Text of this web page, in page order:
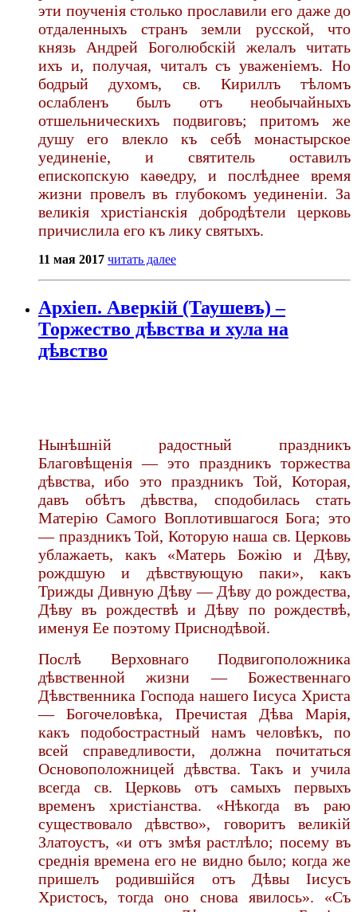
эти поученія столько прославили его даже до
отдаленныхъ странъ земли русской, что
князь Андрей Боголюбскій желалъ читать
ихъ и, получая, читалъ съ уваженіемъ. Но
бодрый духомъ, св. Кириллъ тѣломъ
ослабленъ былъ отъ необычайныхъ
отшельническихъ подвиговъ; притомъ же
душу его влекло къ себѣ монастырское
уединеніе, и святитель оставилъ
епископскую каѳедру, и послѣднее время
жизни провелъ въ глубокомъ уединеніи. За
великія христіанскія добродѣтели церковь
причислила его къ лику святыхъ.
11 мая 2017 читать далее
Архіеп. Аверкій (Таушевъ) –
Торжество дѣвства и хула на
дѣвство
Нынѣшній радостный праздникъ
Благовѣщенія — это праздникъ торжества
дѣвства, ибо это праздникъ Той, Которая,
давъ обѣтъ дѣвства, сподобилась стать
Матерію Самого Воплотившагося Бога; это
— праздникъ Той, Которую наша св. Церковь
ублажаеть, какъ «Матерь Божію и Дѣву,
рождшую и дѣвствующую паки», какъ
Трижды Дивную Дѣву — Дѣву до рождества,
Дѣву въ рождествѣ и Дѣву по рождествѣ,
именуя Ее поэтому Приснодѣвой.
Послѣ Верховнаго Подвигоположника
дѣвственной жизни — Божественнаго
Дѣвственника Господа нашего Іисуса Христа
— Богочеловѣка, Пречистая Дѣва Марія,
какъ подобострастный намъ человѣкъ, по
всей справедливости, должна почитаться
Основоположницей дѣвства. Такъ и учила
всегда св. Церковь отъ самыхъ первыхъ
временъ христіанства. «Нѣкогда въ раю
существовало дѣвство», говоритъ великій
Златоустъ, «и отъ змѣя растлѣло; посему въ
среднія времена его не видно было; когда же
пришелъ родившійся отъ Дѣвы Іисусъ
Христосъ, тогда оно снова явилось». «Съ